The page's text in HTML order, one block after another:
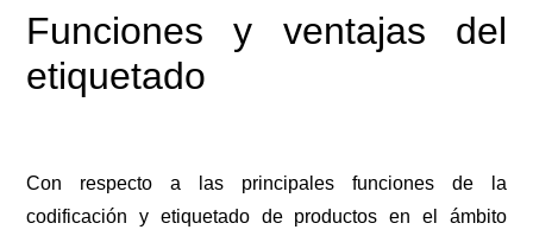
Funciones y ventajas del
etiquetado
Con respecto a las principales funciones de la
codificación y etiquetado de productos en el ámbito